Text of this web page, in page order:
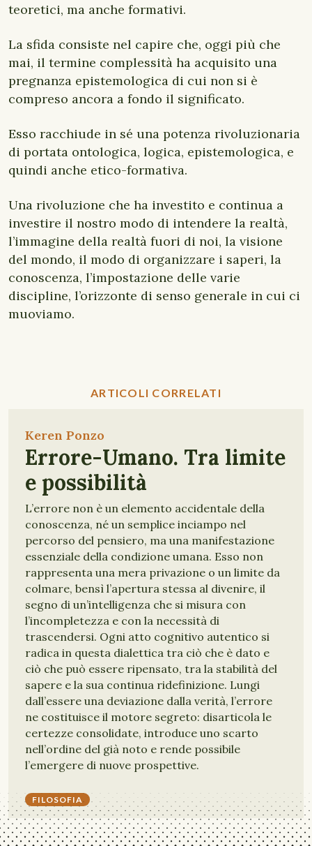
teoretici, ma anche formativi.
La sfida consiste nel capire che, oggi più che
mai, il termine complessità ha acquisito una
pregnanza epistemologica di cui non si è
compreso ancora a fondo il significato.
Esso racchiude in sé una potenza rivoluzionaria
di portata ontologica, logica, epistemologica, e
quindi anche etico-formativa.
Una rivoluzione che ha investito e continua a
investire il nostro modo di intendere la realtà,
l’immagine della realtà fuori di noi, la visione
del mondo, il modo di organizzare i saperi, la
conoscenza, l’impostazione delle varie
discipline, l’orizzonte di senso generale in cui ci
muoviamo.
ARTICOLI CORRELATI
Keren Ponzo
Errore-Umano. Tra limite
e possibilità
L’errore non è un elemento accidentale della
conoscenza, né un semplice inciampo nel
percorso del pensiero, ma una manifestazione
essenziale della condizione umana. Esso non
rappresenta una mera privazione o un limite da
colmare, bensì l’apertura stessa al divenire, il
segno di un’intelligenza che si misura con
l’incompletezza e con la necessità di
trascendersi. Ogni atto cognitivo autentico si
radica in questa dialettica tra ciò che è dato e
ciò che può essere ripensato, tra la stabilità del
sapere e la sua continua ridefinizione. Lungi
dall’essere una deviazione dalla verità, l’errore
ne costituisce il motore segreto: disarticola le
certezze consolidate, introduce uno scarto
nell’ordine del già noto e rende possibile
l’emergere di nuove prospettive.
FILOSOFIA